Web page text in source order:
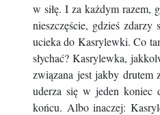
w siłę. I za każdym razem,
nieszczęście, gdzieś
ucieka do Kasrylewki. Co
słychać? Kasrylewka,
związana jest jakby drutem
uderza się w jeden koniec
końcu. Albo inaczej: